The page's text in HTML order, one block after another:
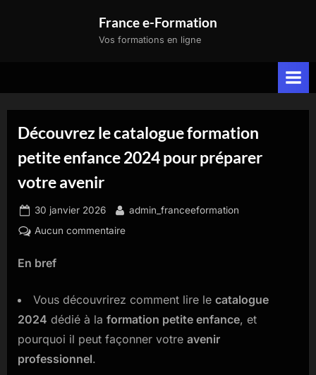
France e-Formation
Vos formations en ligne
Découvrez le catalogue formation
petite enfance 2024 pour préparer
votre avenir
Posted
on
30 janvier 2026 By
admin_franceeformation
Aucun commentairesur
enfance
2024
En bref
Vous découvrirez comment lire le catalogue
2024 dédié à la formation petite enfance, et
pourquoi il peut façonner votre avenir
professionnel.